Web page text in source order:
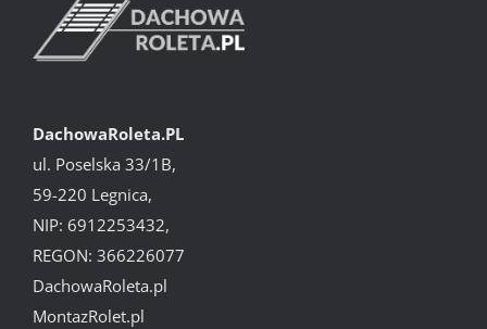
DachowaRoleta.PL
ul. Poselska 33/1B,
59-220 Legnica,
NIP: 6912253432,
REGON: 366226077
DachowaRoleta.pl
MontazRolet.pl